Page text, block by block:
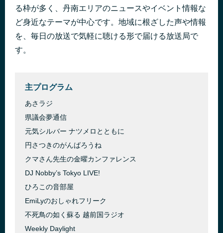
る枠が多く、丹南エリアのニュースやイベント情報な
ど身近なテーマが中心です。地域に根ざした声や情報
を、毎日の放送で気軽に聴ける形で届ける放送局で
す。
主プログラム
あさラジ⁠⁠​
県議会夢通信⁠⁠​
元気シルバー ナツメロとともに⁠⁠​
円さつきのがんばろうね⁠⁠​
クマさん先生の金曜カンファレンス⁠⁠​
DJ Nobby’s Tokyo LIVE!⁠⁠​
ひろこの音部屋⁠⁠​
EmiLyのおしゃれフリーク⁠⁠​
不死鳥の如く蘇る 越前国ラジオ⁠⁠​
Weekly Daylight⁠⁠